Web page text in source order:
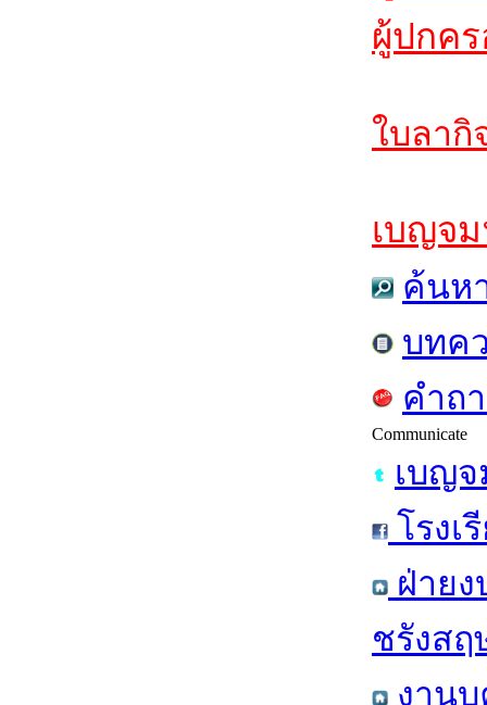
ผู้ปกค
ใบลากิ
เบญจ
ค้นห
บทค
คำถ
Communicate
เบญ
โรงเ
ฝ่าย
ชรังสฤ
งาน